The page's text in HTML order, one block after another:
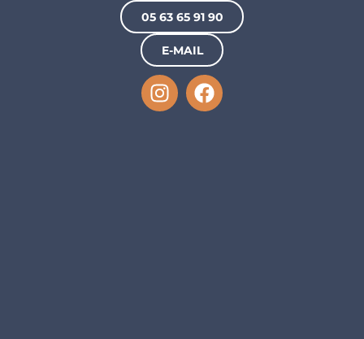
05 63 65 91 90
E-MAIL